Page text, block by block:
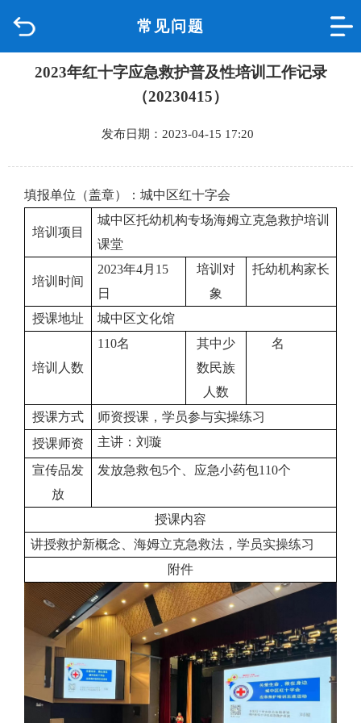
常见问题
品质城中
政府信息公开
网上办事
2023年红十字应急救护普及性培训工作记录
（20230415）
发布日期：2023-04-15 17:20
填报单位（盖章）：城中区红十字会
培训项目
城中区托幼机构专场海姆立克急救护培训
课堂
培训时间
2023年4月 1 5
日
培训对
象
托幼机构家长
授课地址 城中区文化馆
培训人数
110名
其中少
数民族
人数
名
授课方式
师资授课，学员参与实操练习
授课师资
主讲： 刘璇
宣传品发
放
发放急救包5个、 应急小药包110个
授课内容
讲授救护新概念、 海姆立克急救法 ，学员实操练习
附件